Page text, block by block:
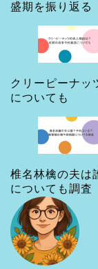
盛期を振り返る
クリーピーナッ
についても
椎名林檎の夫は
についても調査